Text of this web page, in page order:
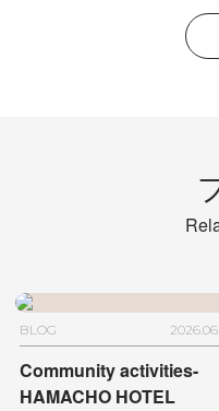
BLOG
Community activities-
HAMACHO HOTEL